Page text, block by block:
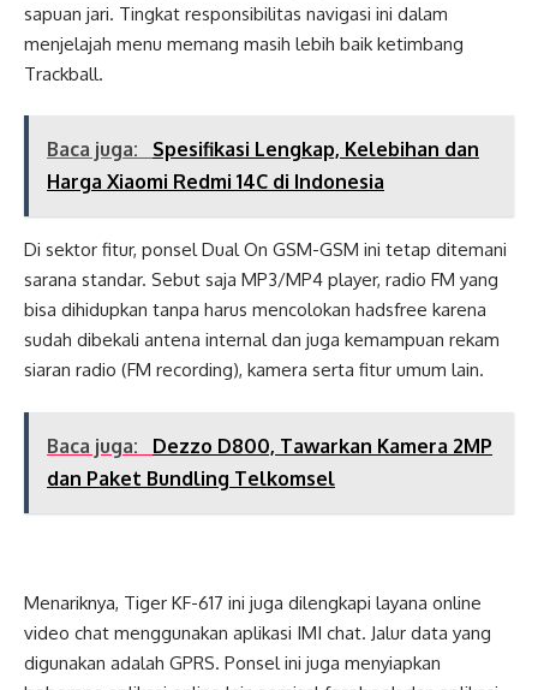
sapuan jari. Tingkat responsibilitas navigasi ini dalam
menjelajah menu memang masih lebih baik ketimbang
Trackball.
Baca juga:
Spesifikasi Lengkap, Kelebihan dan
Harga Xiaomi Redmi 14C di Indonesia
Di sektor fitur, ponsel Dual On GSM-GSM ini tetap ditemani
sarana standar. Sebut saja MP3/MP4 player, radio FM yang
bisa dihidupkan tanpa harus mencolokan hadsfree karena
sudah dibekali antena internal dan juga kemampuan rekam
siaran radio (FM recording), kamera serta fitur umum lain.
Baca juga:
Dezzo D800, Tawarkan Kamera 2MP
dan Paket Bundling Telkomsel
Menariknya, Tiger KF-617 ini juga dilengkapi layana online
video chat menggunakan aplikasi IMI chat. Jalur data yang
digunakan adalah GPRS. Ponsel ini juga menyiapkan